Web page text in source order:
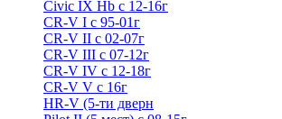
Civic IX Hb с 12-16г
CR-V I с 95-01г
CR-V II с 02-07г
CR-V III с 07-12г
CR-V IV с 12-18г
CR-V V с 16г
HR-V (5-ти дверн